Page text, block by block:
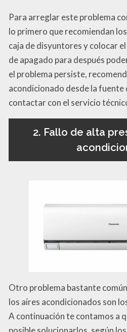
Para arreglar este problema
lo primero que recomiendan
caja de disyuntores y colocar
de apagado para después
el problema persiste,
acondicionado desde la fuente
contactar con el servicio
2. Fallo de alta
Otro problema bastante
los aires acondicionados son
A continuación te contamos a